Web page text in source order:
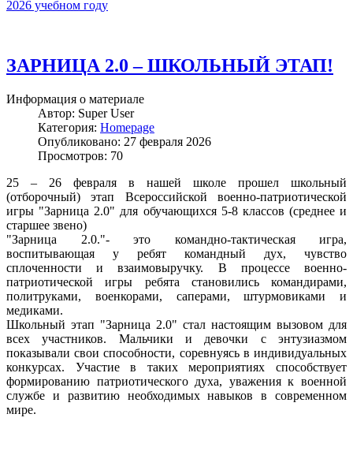
2026 учебном году
ЗАРНИЦА 2.0 – ШКОЛЬНЫЙ ЭТАП!
Информация о материале
Автор: Super User
Категория: Homepage
Опубликовано: 27 февраля 2026
Просмотров: 70
25 – 26 февраля в нашей школе прошел школьный
(отборочный) этап Всероссийской военно-патриотической
игры "Зарница 2.0" для обучающихся 5-8 классов (среднее и
старшее звено)
"Зарница 2.0."- это командно-тактическая игра,
воспитывающая у ребят командный дух, чувство
сплоченности и взаимовыручку. В процессе военно-
патриотической игры ребята становились командирами,
политруками, военкорами, саперами, штурмовиками и
медиками.
Школьный этап "Зарница 2.0" стал настоящим вызовом для
всех участников. Мальчики и девочки с энтузиазмом
показывали свои способности, соревнуясь в индивидуальных
конкурсах. Участие в таких мероприятиях способствует
формированию патриотического духа, уважения к военной
службе и развитию необходимых навыков в современном
мире.